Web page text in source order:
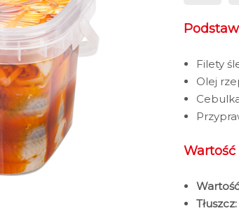
Filety
Olej
Wartość
Tłuszcz: